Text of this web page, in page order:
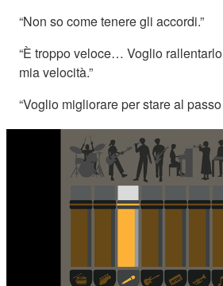
“Non so come tenere gli accordi.”
“È troppo veloce… Voglio
mia velocità.”
“Voglio migliorare per stare al